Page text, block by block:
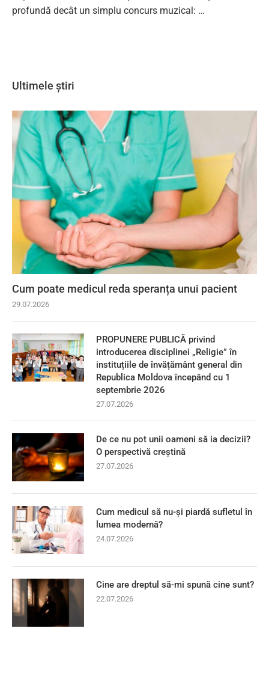
profundă decât un simplu concurs muzical: …
Ultimele știri
Cum poate medicul reda speranța unui pacient
29.07.2026
PROPUNERE PUBLICĂ privind
introducerea disciplinei „Religie” în
instituțiile de învățământ general din
Republica Moldova începând cu 1
septembrie 2026
27.07.2026
De ce nu pot unii oameni să ia decizii?
O perspectivă creștină
27.07.2026
Cum medicul să nu-și piardă sufletul în
lumea modernă?
24.07.2026
Cine are dreptul să-mi spună cine sunt?
22.07.2026